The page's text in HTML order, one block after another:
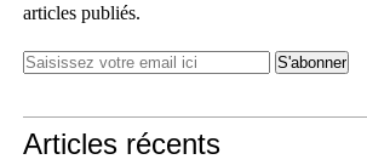
articles publiés.
Articles récents